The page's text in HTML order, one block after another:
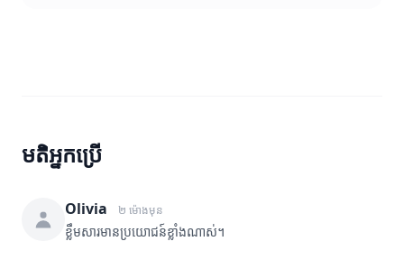
មតិអ្នកប្រើ
Olivia ២ ម៉ោងមុន
ខ្លឹមសារមានប្រយោជន៍ខ្លាំងណាស់។